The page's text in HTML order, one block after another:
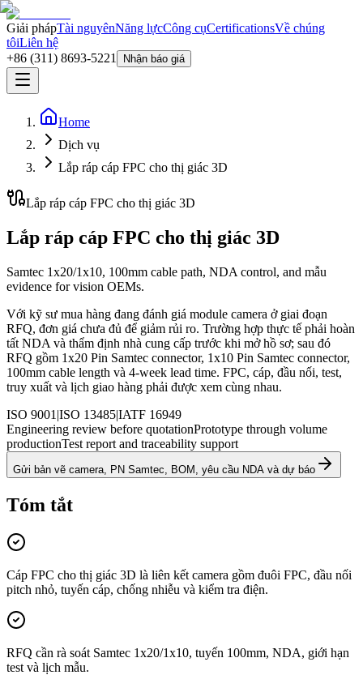
Giải phápTài nguyênNăng lựcCông cụCertificationsVề chúng
tôiLiên hệ
+86 (311) 8693-5221
Nhận báo giá
Home
Dịch vụ
Lắp ráp cáp FPC cho thị giác 3D
Lắp ráp cáp FPC cho thị giác 3D
Lắp ráp cáp FPC cho thị giác 3D
Samtec 1x20/1x10, 100mm cable path, NDA control, and mẫu
evidence for vision OEMs.
Với kỹ sư mua hàng đang đánh giá module camera ở giai đoạn
RFQ, đơn giá chưa đủ để giảm rủi ro. Trường hợp thực tế phải hoàn
tất NDA và thẩm định nhà cung cấp trước khi mở hồ sơ; sau đó
RFQ gồm 1x20 Pin Samtec connector, 1x10 Pin Samtec connector,
100mm cable length và 4-week lead time. FPC, cáp, đầu nối, test,
truy xuất và lịch giao hàng phải được xem cùng nhau.
ISO 9001 |ISO 13485|IATF 16949
Engineering review before quotationPrototype through volume
productionTest report and traceability support
Gửi bản vẽ camera, PN Samtec, BOM, yêu cầu NDA và dự báo
Tóm tắt
Cáp FPC cho thị giác 3D là liên kết camera gồm đuôi FPC, đầu nối
pitch nhỏ, tuyến cáp, chống nhiễu và kiểm tra điện.
RFQ cần rà soát Samtec 1x20/1x10, tuyến 100mm, NDA, giới hạn
test và lịch mẫu.